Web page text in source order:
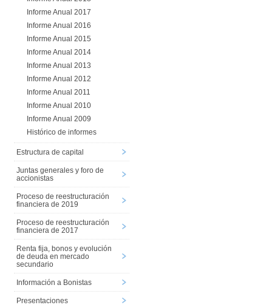
Informe Anual 2017
Informe Anual 2016
Informe Anual 2015
Informe Anual 2014
Informe Anual 2013
Informe Anual 2012
Informe Anual 2011
Informe Anual 2010
Informe Anual 2009
Histórico de informes
Estructura de capital
Juntas generales y foro de
accionistas
Proceso de reestructuración
financiera de 2019
Proceso de reestructuración
financiera de 2017
Renta fija, bonos y evolución
de deuda en mercado
secundario
Información a Bonistas
Presentaciones